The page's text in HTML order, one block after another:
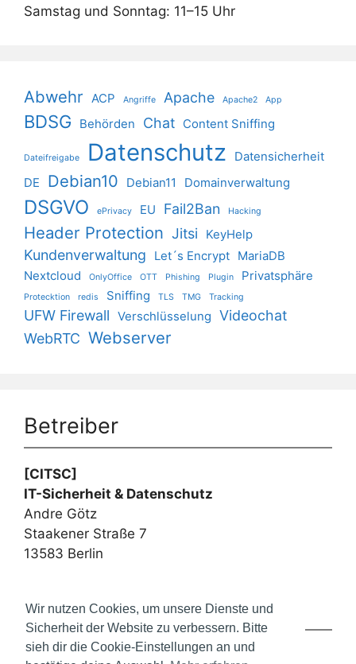
Samstag und Sonntag: 11–15 Uhr
Abwehr ACP Angriffe Apache Apache2 App
BDSG Behörden Chat Content Sniffing
Dateifreigabe Datenschutz
Datensicherheit
DE
Debian10 Debian11 Domainverwaltung
DSGVO ePrivacy EU Fail2Ban Hacking
Header Protection Jitsi KeyHelp
Kundenverwaltung Let´s Encrypt MariaDB
Nextcloud
OnlyOffice OTT Phishing Plugin Privatsphäre
Protecktion redis Sniffing TLS TMG Tracking
UFW Firewall Verschlüsselung Videochat
WebRTC Webserver
Betreiber
[CITSC]
IT-Sicherheit & Datenschutz
Andre Götz
Staakener Straße 7
13583 Berlin
Webseiten
Videokonferenzen
Wir nutzen Cookies, um unsere Dienste und
Sicherheit der Website zu verbessern. Bitte
sieh dir die Cookie-Einstellungen an und